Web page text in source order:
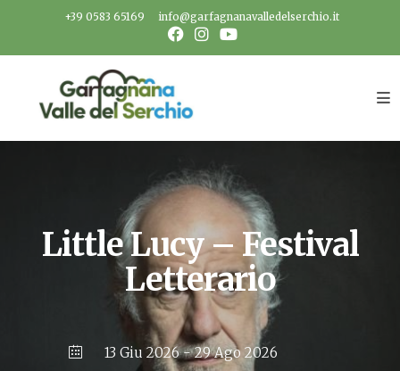
+39 0583 65169 info@garfagnanavalledelserchio.it
Little Lucy – Festival
Letterario
13 Giu 2026- 29 Ago 2026